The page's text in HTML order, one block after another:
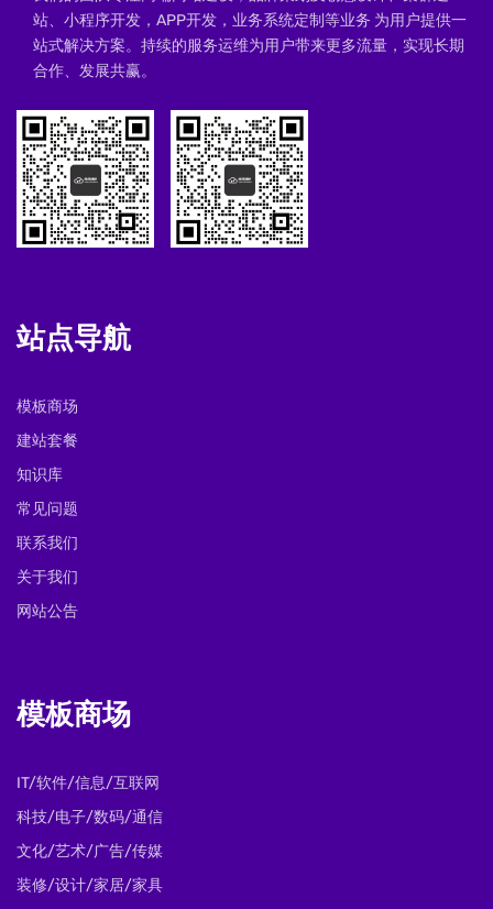
站、小程序开发，APP开发，业务系统定制等业务 为用户提供一
站式解决方案。持续的服务运维为用户带来更多流量，实现长期
合作、发展共赢。
站点导航
模板商场
建站套餐
知识库
常见问题
联系我们
关于我们
网站公告
模板商场
IT/软件/信息/互联网
科技/电子/数码/通信
文化/艺术/广告/传媒
装修/设计/家居/家具